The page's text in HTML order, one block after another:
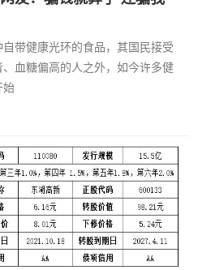
带健康光环的食品，其国民接受
血糖偏高的人之外，如今许多健
始